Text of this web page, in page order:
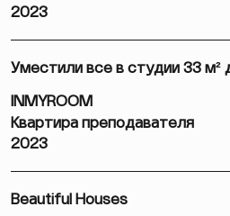
2023
Уместили все в студии 33 м²
INMYROOM
Квартира преподавателя
2023
Beautiful Houses